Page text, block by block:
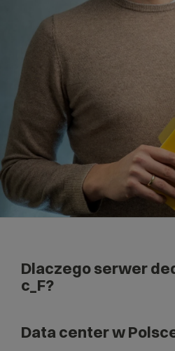
Dlaczego serwer
c_F?
Data center w